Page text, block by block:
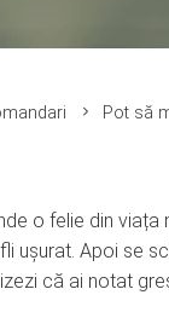
Pot să
o felie din viața
ușurat. Apoi se
că ai notat